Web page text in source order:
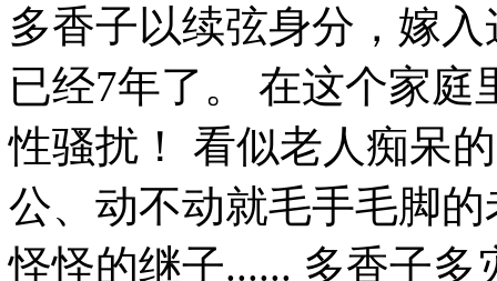
多香子以续弦身分，嫁
已经7年了。 在这个家
性骚扰！ 看似老人痴呆
公、动不动就毛手毛脚
怪怪的继子...... 多香子